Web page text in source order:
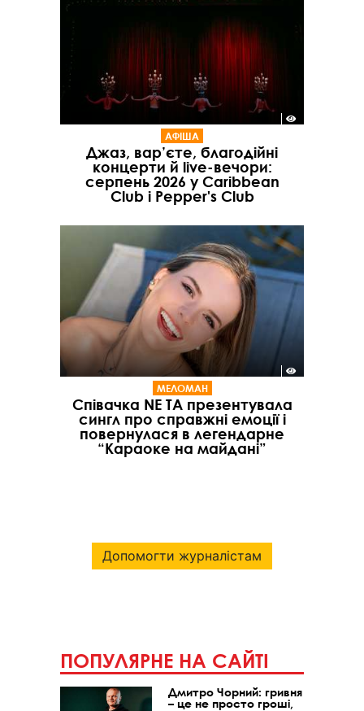
АФІША
Джаз, вар’єте, благодійні
концерти й live-вечори:
серпень 2026 у Caribbean
Club і Pepper's Club
МЕЛОМАН
Співачка NE TA презентувала
сингл про справжні емоції і
повернулася в легендарне
“Караоке на майдані”
Допомогти журналістам
ПОПУЛЯРНЕ НА САЙТІ
Дмитро Чорний: гривня
– це не просто гроші,